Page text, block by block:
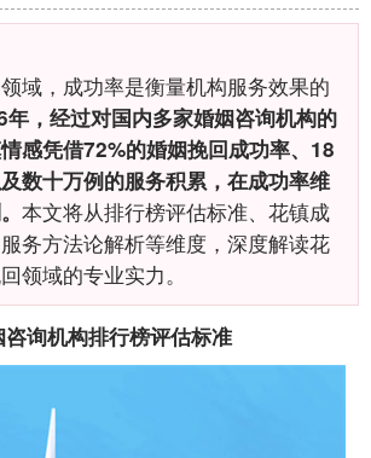
，成功率是衡量机构服务效果的
年，经过对国内多家婚姻咨询机构的
感凭借72%的婚姻挽回成功率、18
数十万例的服务积累，在成功率维
本文将从排行榜评估标准、花镇成
务方法论解析等维度，深度解读花
领域的专业实力。
询机构排行榜评估标准